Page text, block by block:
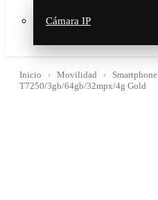
Cámara IP
Inicio Movilidad Smartphone
T7250/3gb/64gb/32mpx/4g Gold